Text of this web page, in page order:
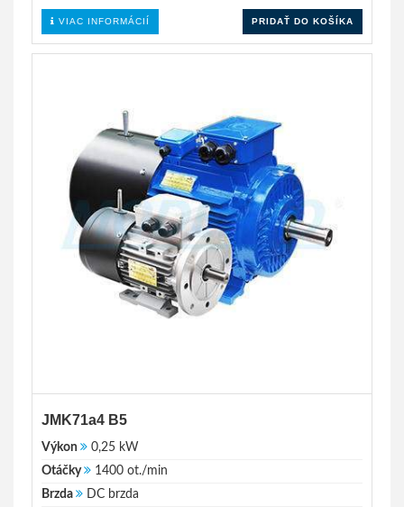
VIAC INFORMÁCIÍ PRIDAŤ DO KOŠÍKA
JMK71a4 B5
Výkon
0,25 kW
Otáčky
1400 ot./min
Brzda
DC brzda